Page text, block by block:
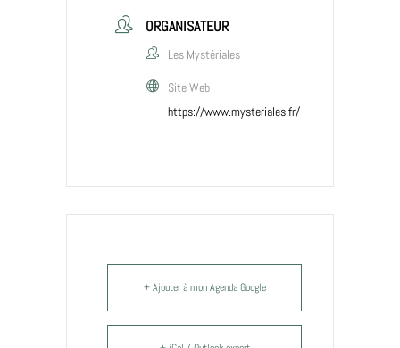
ORGANISATEUR
Les Mystériales
Site Web
https://www.mysteriales.fr/
+ Ajouter à mon Agenda Google